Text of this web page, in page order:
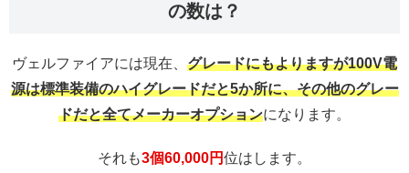
の数は？
ヴェルファイアには現在、 グレードにもよりますが100V電
源は標準装備のハイグレードだと5か所に、その他のグレー
ドだと全てメーカーオプションになります。
それも3個60,000円位はします。